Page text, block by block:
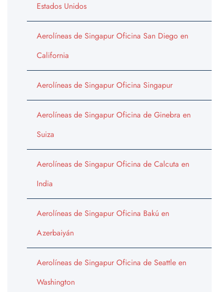
Estados Unidos
Aerolíneas de Singapur Oficina San Diego en
California
Aerolíneas de Singapur Oficina Singapur
Aerolíneas de Singapur Oficina de Ginebra en
Suiza
Aerolíneas de Singapur Oficina de Calcuta en
India
Aerolíneas de Singapur Oficina Bakú en
Azerbaiyán
Aerolíneas de Singapur Oficina de Seattle en
Washington